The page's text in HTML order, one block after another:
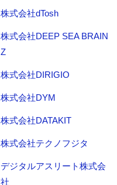
株式会社dTosh
株式会社DEEP SEA BRAIN
Z
株式会社DIRIGIO
株式会社DYM
株式会社DATAKIT
株式会社テクノフジタ
デジタルアスリート株式会
社